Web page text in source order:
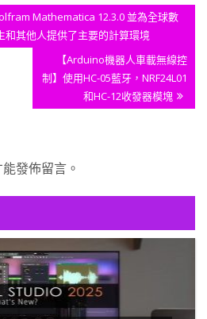
Mathematica 12.3.0 並為全球數
和其他人提供了主要的計算環境
Next
Post:
【Arduino機器人車載無線控
制】使用HC-05藍牙，NRF24L01
和HC-12收發器模塊
發佈留言。